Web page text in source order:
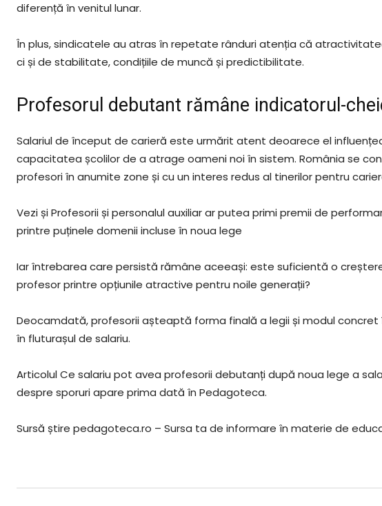
diferență în venitul lunar.
În plus, sindicatele au atras în repetate rânduri atenția că
ci și de stabilitate, condițiile de muncă și predictibilitate.
Profesorul debutant rămâne indicatorul-
Salariul de început de carieră este urmărit atent deoarece el
capacitatea școlilor de a atrage oameni noi în sistem. România se
profesori în anumite zone și cu un interes redus al tinerilor pentru
Vezi și Profesorii și personalul auxiliar ar putea primi premii de
printre puținele domenii incluse în noua lege
Iar întrebarea care persistă rămâne aceeași: este suficientă o
profesor printre opțiunile atractive pentru noile generații?
Deocamdată, profesorii așteaptă forma finală a legii și modul
în fluturașul de salariu.
Articolul Ce salariu pot avea profesorii debutanți după noua lege a
despre sporuri apare prima dată în Pedagoteca.
Sursă știre pedagoteca.ro – Sursa ta de informare în materie de